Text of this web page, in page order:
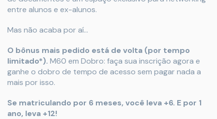
entre alunos e ex-alunos.
Mas não acaba por aí…
O bônus mais pedido está de volta (por tempo
limitado*). M60 em Dobro: faça sua inscrição agora e
ganhe o dobro de tempo de acesso sem pagar nada a
mais por isso.
Se matriculando por 6 meses, você leva +6. E por 1
ano, leva +12!